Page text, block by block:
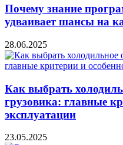
Почему знание
удваивает шансы на
28.06.2025
Как выбрать
грузовика: главные
эксплуатации
23.05.2025